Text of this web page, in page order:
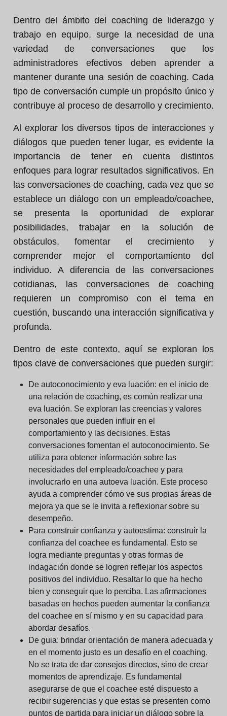
Dentro del ámbito del coaching de liderazgo y
trabajo en equipo, surge la necesidad de una
variedad de conversaciones que los
administradores efectivos deben aprender a
mantener durante una sesión de coaching. Cada
tipo de conversación cumple un propósito único y
contribuye al proceso de desarrollo y crecimiento.
Al explorar los diversos tipos de interacciones y
diálogos que pueden tener lugar, es evidente la
importancia de tener en cuenta distintos
enfoques para lograr resultados significativos. En
las conversaciones de coaching, cada vez que se
establece un diálogo con un empleado/coachee,
se presenta la oportunidad de explorar
posibilidades, trabajar en la solución de
obstáculos, fomentar el crecimiento y
comprender mejor el comportamiento del
individuo. A diferencia de las conversaciones
cotidianas, las conversaciones de coaching
requieren un compromiso con el tema en
cuestión, buscando una interacción significativa y
profunda.
Dentro de este contexto, aquí se exploran los
tipos clave de conversaciones que pueden surgir:
De autoconocimiento y eva luación: en el inicio de
una relación de coaching, es común realizar una
eva luación. Se exploran las creencias y valores
personales que pueden influir en el
comportamiento y las decisiones. Estas
conversaciones fomentan el autoconocimiento. Se
utiliza para obtener información sobre las
necesidades del empleado/coachee y para
involucrarlo en una autoeva luación. Este proceso
ayuda a comprender cómo ve sus propias áreas de
mejora ya que se le invita a reflexionar sobre su
desempeño.
Para construir confianza y autoestima: construir la
confianza del coachee es fundamental. Esto se
logra mediante preguntas y otras formas de
indagación donde se logren reflejar los aspectos
positivos del individuo. Resaltar lo que ha hecho
bien y conseguir que lo perciba. Las afirmaciones
basadas en hechos pueden aumentar la confianza
del coachee en sí mismo y en su capacidad para
abordar desafíos.
De guia: brindar orientación de manera adecuada y
en el momento justo es un desafío en el coaching.
No se trata de dar consejos directos, sino de crear
momentos de aprendizaje. Es fundamental
asegurarse de que el coachee esté dispuesto a
recibir sugerencias y que estas se presenten como
puntos de partida para iniciar un diálogo sobre la